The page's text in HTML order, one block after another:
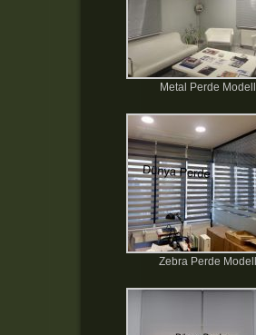
Metal Perde
Zebra Perde